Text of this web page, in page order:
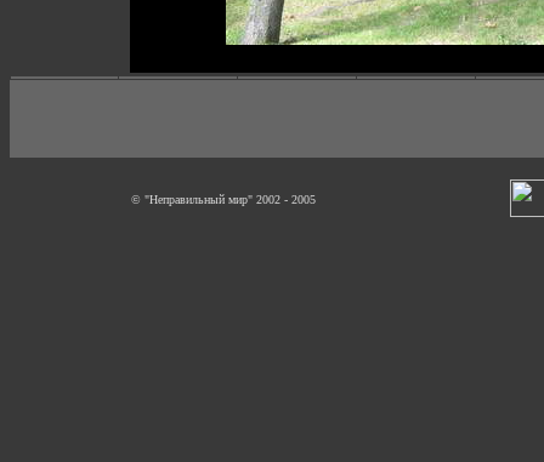
© "Неправильный мир" 2002 - 2005